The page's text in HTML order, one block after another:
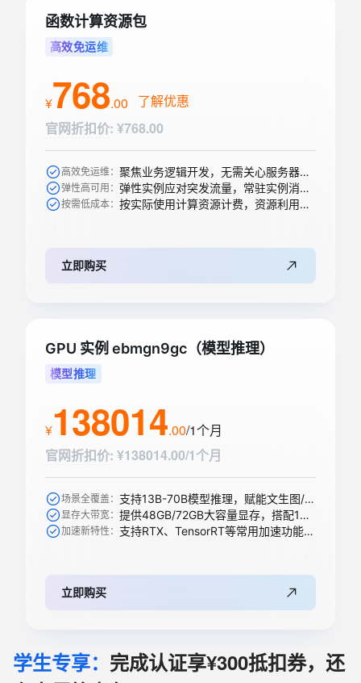
函数计算资源包
高效免运维
¥768.00
了解优惠
官网折扣价: ¥768.00
高效免运维： 聚焦业务逻辑开发，无需关心服务器购买等运维操作
弹性高可用： 弹性实例应对突发流量，常驻实例消除冷启动
按需低成本： 按实际使用计算资源计费，资源利用率高
立即购买
GPU 实例 ebmgn9gc（模型推理）
模型推理
¥138014.00/1个月
官网折扣价: ¥138014.00/1个月
场景全覆盖： 支持13B-70B模型推理，赋能文生图/视频、搜索推荐等AI模型
显存大带宽： 提供48GB/72GB大容量显存，搭配1344 GB/s带宽轻松承载大模型
加速新特性： 支持RTX、TensorRT等常用加速功能，全新升级支持下一代精度
立即购买
学生专享： 完成认证享¥300抵扣券，还